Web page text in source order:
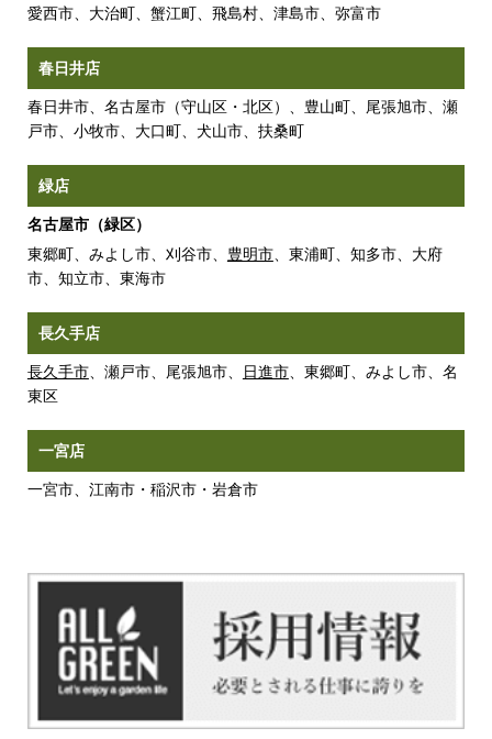
愛西市、大治町、蟹江町、飛島村、津島市、弥富市
春日井店
春日井市、名古屋市（守山区・北区）、豊山町、尾張旭市、瀬
戸市、小牧市、大口町、犬山市、扶桑町
緑店
名古屋市（緑区）
東郷町、みよし市、刈谷市、 豊明市、東浦町、知多市、大府
市、知立市、東海市
長久手店
長久手市、瀬戸市、尾張旭市、 日進市、東郷町、みよし市、名
東区
一宮店
一宮市、江南市・稲沢市・岩倉市